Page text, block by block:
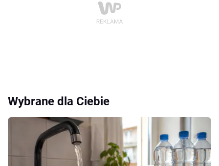
Wybrane dla Ciebie